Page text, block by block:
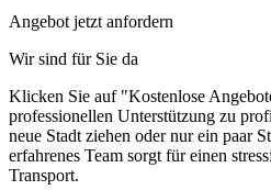
Angebot jetzt anfordern
Wir sind für Sie da
Klicken Sie auf "Kostenlose
professionellen Unterstützung zu
neue Stadt ziehen oder nur ein paar
erfahrenes Team sorgt für einen
Transport.